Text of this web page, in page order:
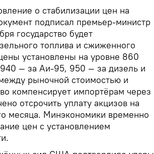
о стабилизации цен на
подписал премьер-министр
государство будет
топлива и сжиженного
установлены на уровне 860
— за Аи-95, 950 — за дизель и
рыночной стоимостью и
компенсирует импортёрам через
отсрочить уплату акцизов на
месяца. Минэкономики временно
цен с установлением